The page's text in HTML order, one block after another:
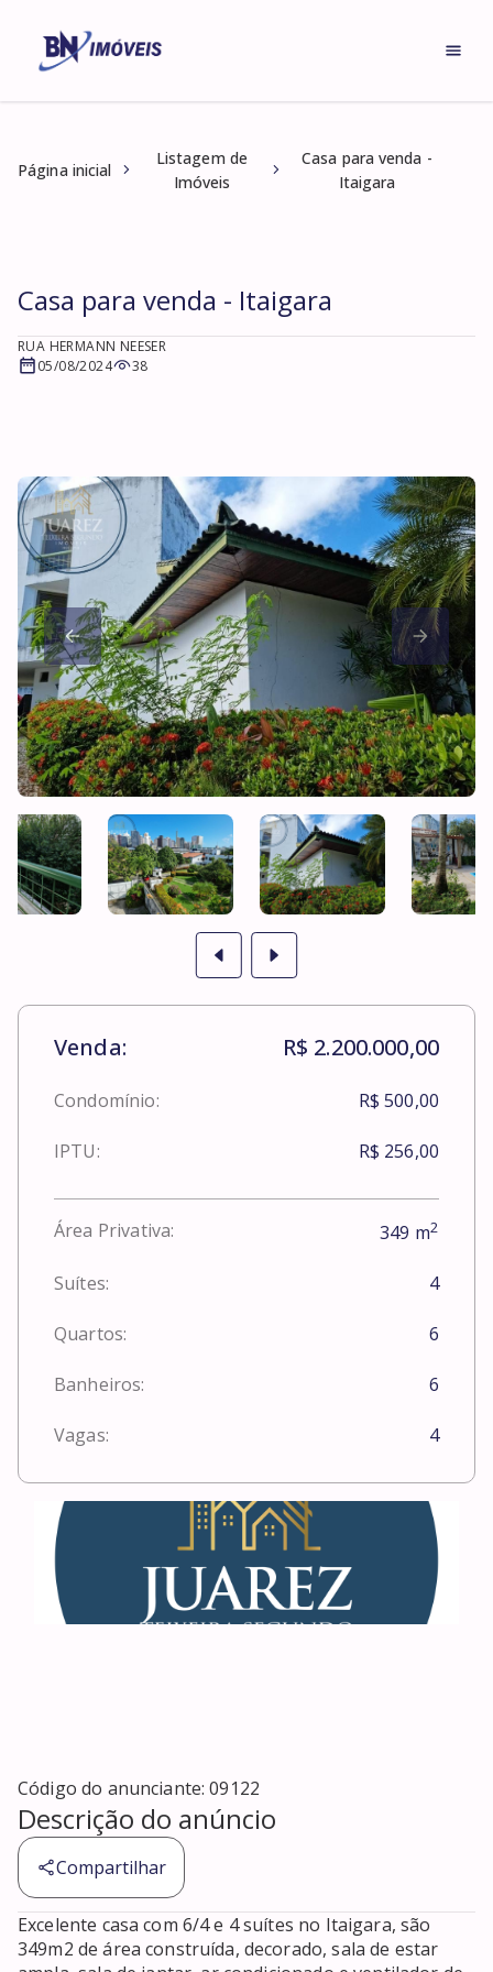
Página inicial
Listagem de
Imóveis
Casa para venda -
Itaigara
Casa para venda - Itaigara
RUA HERMANN NEESER
05/08/2024
38
Venda: R$ 2.200.000,00
Condomínio: R$ 500,00
IPTU: R$ 256,00
Área Privativa: 349 m2
Suítes: 4
Quartos: 6
Banheiros: 6
Vagas: 4
Código do anunciante:09122
Descrição do anúncio
Compartilhar
Excelente casa com 6/4 e 4 suítes no Itaigara, são
349m2 de área construída, decorado, sala de estar